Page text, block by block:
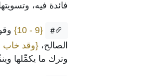
فائدة فيه،
#
{9 - 10}
الصالح، {وقد خاب
وترك ما يكمِّلها